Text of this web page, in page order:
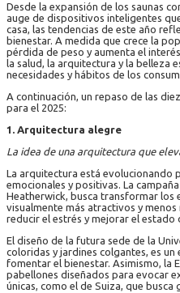
Desde la expansión de los saunas
auge de dispositivos inteligentes
casa, las tendencias de este año
bienestar. A medida que crece la
pérdida de peso y aumenta el
la salud, la arquitectura y la belleza
necesidades y hábitos de los
A continuación, un repaso de las
para el 2025:
1. Arquitectura alegre
La idea de una arquitectura que
La arquitectura está evolucionando
emocionales y positivas. La
Heatherwick, busca transformar los
visualmente más atractivos y
reducir el estrés y mejorar el estado
El diseño de la futura sede de la
coloridas y jardines colgantes, es
fomentar el bienestar. Asimismo, la
pabellones diseñados para evocar
únicas, como el de Suiza, que